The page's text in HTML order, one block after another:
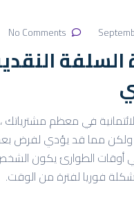
في معظم
ولكن مما قد يؤدي لفرض
الطوارئ يكون
فوريا لفترة من الوقت.